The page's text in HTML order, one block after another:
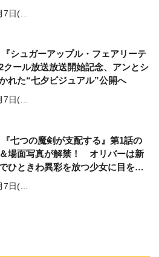
取りかかるアンだったが…
7日(…
シュガーアップル・フェアリーテ
クール放送放送開始記念、アンとシ
れた“七夕ビジュアル”公開へ
7日(…
七つの魔剣が支配する』第1話の
場面写真が解禁！ オリバーは新
ひときわ異彩を放つ少女に目を奪
7日(…